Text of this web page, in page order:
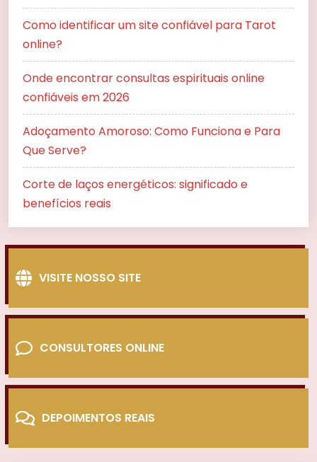
Como identificar um site confiável para Tarot
online?
Onde encontrar consultas espirituais online
confiáveis em 2026
Adoçamento Amoroso: Como Funciona e Para
Que Serve?
Corte de laços energéticos: significado e
benefícios reais
VISITE NOSSO SITE
CONSULTORES ONLINE
DEPOIMENTOS REAIS